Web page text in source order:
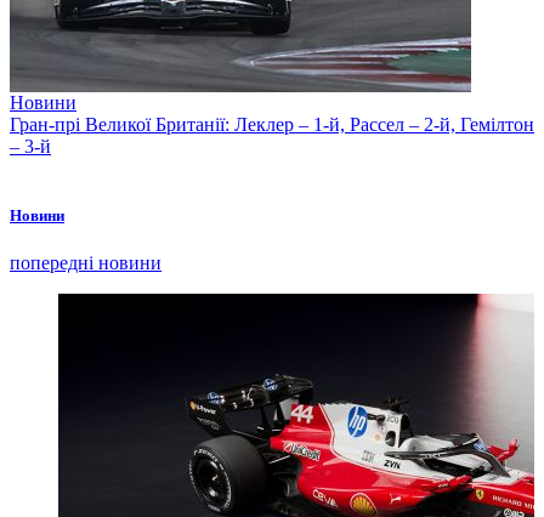
Новини
Гран-прі Великої Британії: Леклер – 1-й, Рассел – 2-й, Гемілтон
– 3-й
Новини
попередні новини